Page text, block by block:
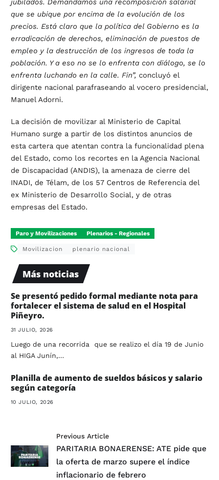
jubilados. Demandamos una recomposición salarial
que se ubique por encima de la evolución de los
precios. Está claro que la política del Gobierno es la
erradicación de derechos, eliminación de puestos de
empleo y la destrucción de los ingresos de toda la
población. Y a eso no se lo enfrenta con diálogo, se lo
enfrenta luchando en la calle. Fin”, concluyó el
dirigente nacional parafraseando al vocero presidencial,
Manuel Adorni.
La decisión de movilizar al Ministerio de Capital
Humano surge a partir de los distintos anuncios de
esta cartera que atentan contra la funcionalidad plena
del Estado, como los recortes en la Agencia Nacional
de Discapacidad (ANDIS), la amenaza de cierre del
INADI, de Télam, de los 57 Centros de Referencia del
ex Ministerio de Desarrollo Social, y de otras
empresas del Estado.
Paro y Movilizaciones Plenarios - Regionales
Movilizacion plenario nacional
Más noticias
Se presentó pedido formal mediante nota para
fortalecer el sistema de salud en el Hospital
Piñeyro.
31 JULIO, 2026
Luego de una recorrida que se realizo el día 19 de Junio
al HIGA Junín,…
Planilla de aumento de sueldos básicos y salario
según categoría
10 JULIO, 2026
Previous Article
PARITARIA BONAERENSE: ATE pide que
la oferta de marzo supere el índice
inflacionario de febrero